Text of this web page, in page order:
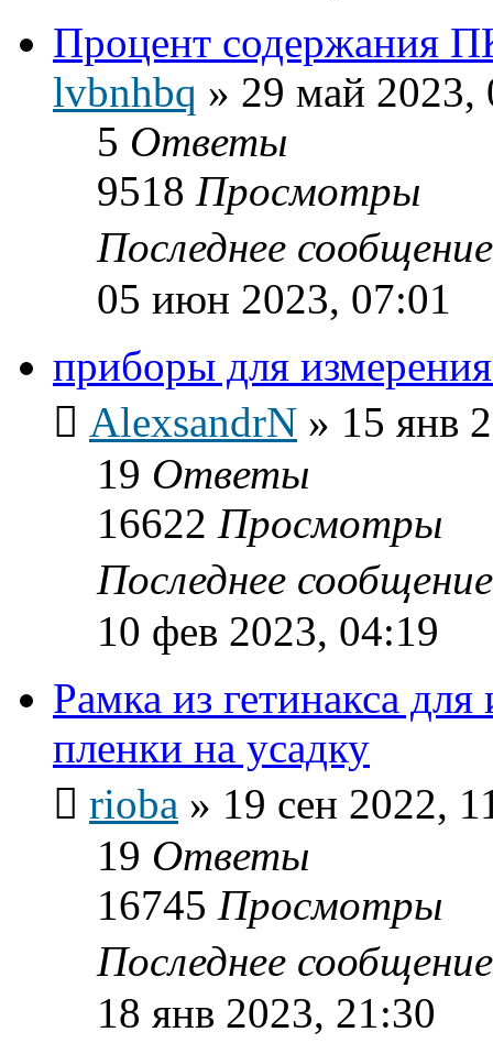
Процент содержания
lvbnhbq » 29 май 2023,
5 Ответы
9518 Просмотры
Последнее
05 июн 2023, 07:01
приборы для
AlexsandrN » 15 янв
19 Ответы
16622 Просмотры
Последнее
10 фев 2023, 04:19
Рамка из гетинакса
пленки на усадку
rioba » 19 сен 2022,
19 Ответы
16745 Просмотры
Последнее
18 янв 2023, 21:30